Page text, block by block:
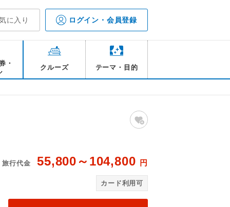
に入り ログイン・会員登録
・
クルーズ テーマ・目的
旅行代金 55,800～104,800 円
カード利用可